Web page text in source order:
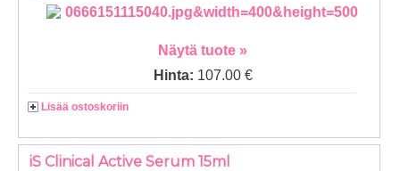
Näytä tuote »
Hinta: 107.00 €
Lisää ostoskoriin
iS Clinical Active Serum 15ml